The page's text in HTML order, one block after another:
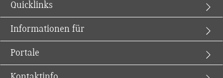
Quicklinks
Informationen für
Portale